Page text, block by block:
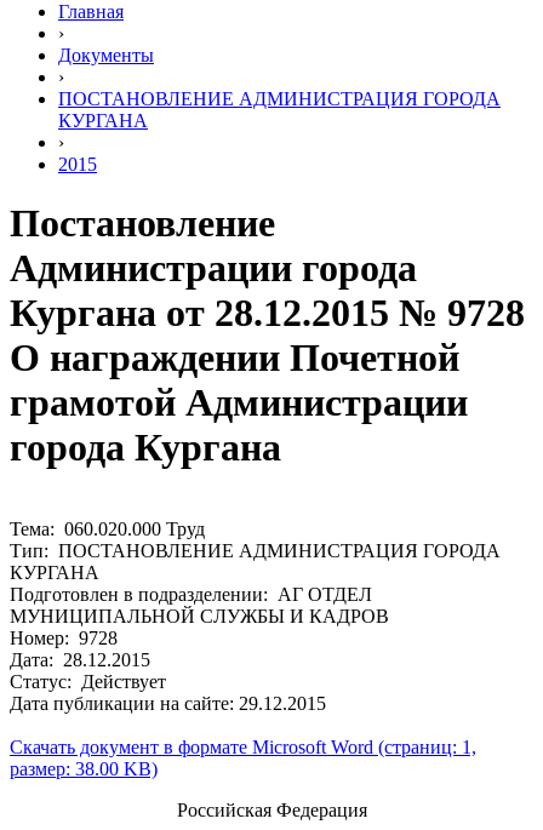
Главная
›
Документы
›
ПОСТАНОВЛЕНИЕ АДМИНИСТРАЦИЯ ГОРОДА
КУРГАНА
›
2015
Постановление
Администрации города
Кургана от 28.12.2015 № 9728
О награждении Почетной
грамотой Администрации
города Кургана
Тема: 060.020.000 Труд
Тип: ПОСТАНОВЛЕНИЕ АДМИНИСТРАЦИЯ ГОРОДА
КУРГАНА
Подготовлен в подразделении: АГ ОТДЕЛ
МУНИЦИПАЛЬНОЙ СЛУЖБЫ И КАДРОВ
Номер: 9728
Дата: 28.12.2015
Статус: Действует
Дата публикации на сайте: 29.12.2015
Скачать документ в формате Microsoft Word (страниц: 1,
размер: 38.00 KB)
Российская Федерация